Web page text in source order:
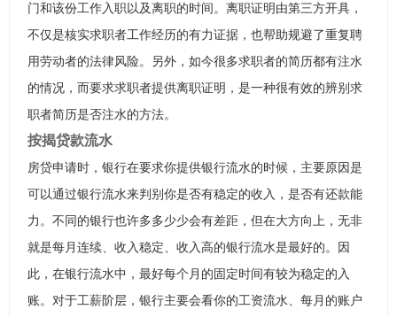
门和该份工作入职以及离职的时间。离职证明由第三方开具，
不仅是核实求职者工作经历的有力证据，也帮助规避了重复聘
用劳动者的法律风险。另外，如今很多求职者的简历都有注水
的情况，而要求求职者提供离职证明，是一种很有效的辨别求
职者简历是否注水的方法。
按揭贷款流水
房贷申请时，银行在要求你提供银行流水的时候，主要原因是
可以通过银行流水来判别你是否有稳定的收入，是否有还款能
力。不同的银行也许多多少少会有差距，但在大方向上，无非
就是每月连续、收入稳定、收入高的银行流水是最好的。因
此，在银行流水中，最好每个月的固定时间有较为稳定的入
账。对于工薪阶层，银行主要会看你的工资流水、每月的账户